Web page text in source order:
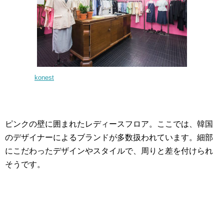
konest
ピンクの壁に囲まれたレディースフロア。ここでは、韓国
のデザイナーによるブランドが多数扱われています。細部
にこだわったデザインやスタイルで、周りと差を付けられ
そうです。